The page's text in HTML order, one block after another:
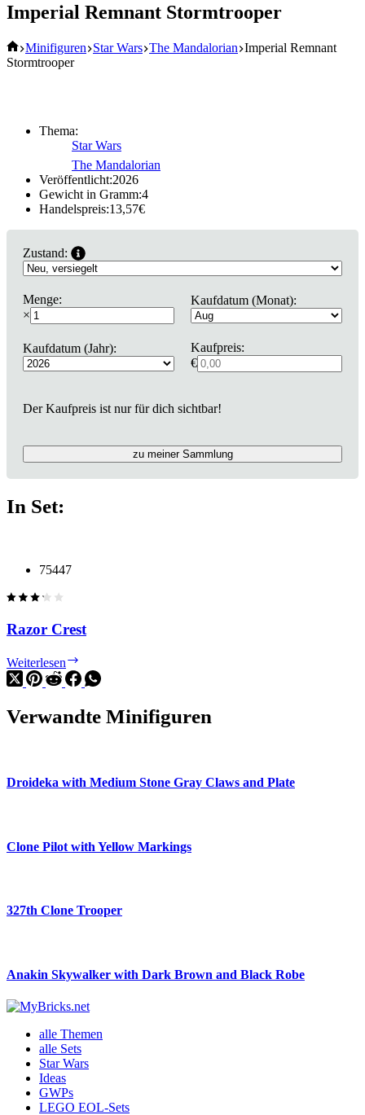
Imperial Remnant Stormtrooper
Start
Minifiguren Star Wars The Mandalorian Imperial Remnant
Stormtrooper
Thema:
Star Wars
The Mandalorian
Veröffentlicht:2026
Gewicht in Gramm:4
Handelspreis:13,57€
Zustand:
Menge:
×
Kaufdatum (Monat):
Kaufdatum (Jahr):
Kaufpreis:
€
Der Kaufpreis ist nur für dich sichtbar!
zu meiner Sammlung
In Set:
75447
Razor Crest
Weiterlesen
Crest
Verwandte Minifiguren
Droideka with Medium Stone Gray Claws and Plate
Clone Pilot with Yellow Markings
327th Clone Trooper
Anakin Skywalker with Dark Brown and Black Robe
alle Themen
alle Sets
Star Wars
Ideas
GWPs
LEGO EOL-Sets